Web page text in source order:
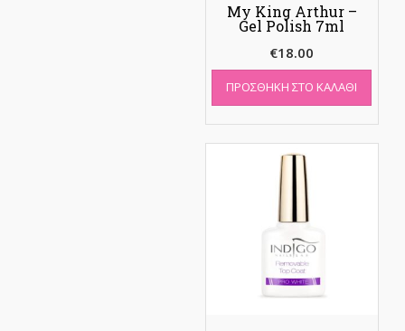
My King Arthur –
Gel Polish 7ml
€18.00
ΠΡΟΣΘΉΚΗ ΣΤΟ ΚΑΛΆΘΙ